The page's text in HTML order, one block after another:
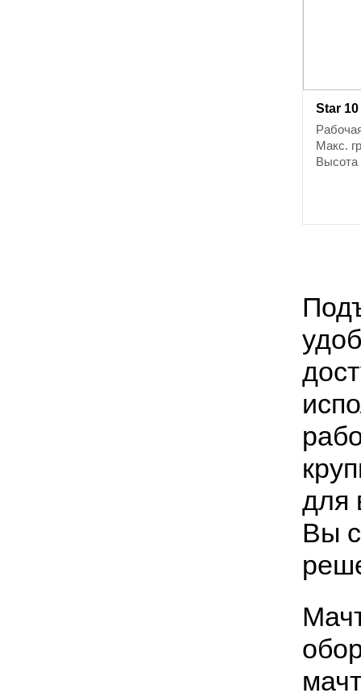
Star 10
Макс.
для
Вы